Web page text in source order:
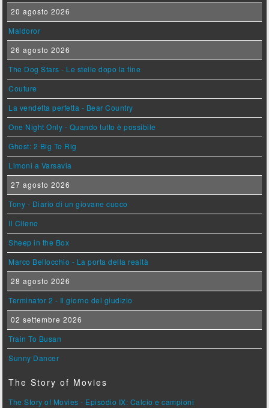
20 agosto 2026
Maldoror
26 agosto 2026
The Dog Stars - Le stelle dopo la fine
Couture
La vendetta perfetta - Bear Country
One Night Only - Quando tutto è possibile
Ghost: 2 Big To Rig
Limoni a Varsavia
27 agosto 2026
Tony - Diario di un giovane cuoco
Il Cileno
Sheep in the Box
Marco Bellocchio - La porta della realtà
28 agosto 2026
Terminator 2 - Il giorno del giudizio
02 settembre 2026
Train To Busan
Sunny Dancer
The Story of Movies
The Story of Movies - Episodio IX: Calcio e campioni